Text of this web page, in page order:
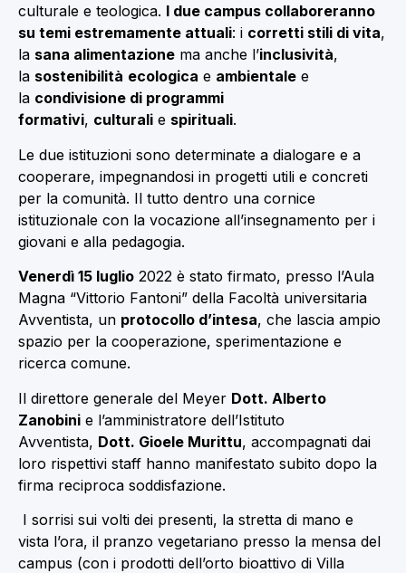
culturale e teologica. I due campus collaboreranno
su temi estremamente attuali: i corretti stili di vita,
la sana alimentazione ma anche l’inclusività,
la sostenibilità ecologica e ambientale e
la condivisione di programmi
formativi, culturali e spirituali.
Le due istituzioni sono determinate a dialogare e a
cooperare, impegnandosi in progetti utili e concreti
per la comunità. Il tutto dentro una cornice
istituzionale con la vocazione all’insegnamento per i
giovani e alla pedagogia.
Venerdì 15 luglio 2022 è stato firmato, presso l’Aula
Magna “Vittorio Fantoni” della Facoltà universitaria
Avventista, un protocollo d’intesa, che lascia ampio
spazio per la cooperazione, sperimentazione e
ricerca comune.
Il direttore generale del Meyer Dott. Alberto
Zanobini e l’amministratore dell’Istituto
Avventista, Dott. Gioele Murittu, accompagnati dai
loro rispettivi staff hanno manifestato subito dopo la
firma reciproca soddisfazione.
I sorrisi sui volti dei presenti, la stretta di mano e
vista l’ora, il pranzo vegetariano presso la mensa del
campus (con i prodotti dell’orto bioattivo di Villa